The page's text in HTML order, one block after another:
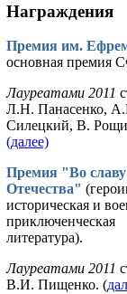
Награждения
Премия им.
основная премия
Лауреатами 2011
Л.Н. Панасенко,
Силецкий, В.
(далее)
Премия "Во славу
Отечества"
историческая и
приключенческая
литература).
Лауреатами 2011
В.И. Пищенко. (